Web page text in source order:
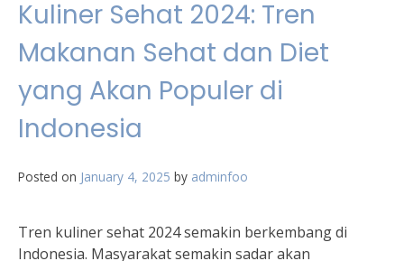
Kuliner Sehat 2024: Tren
Makanan Sehat dan Diet
yang Akan Populer di
Indonesia
Posted on January 4, 2025 by adminfoo
Tren kuliner sehat 2024 semakin berkembang di
Indonesia. Masyarakat semakin sadar akan